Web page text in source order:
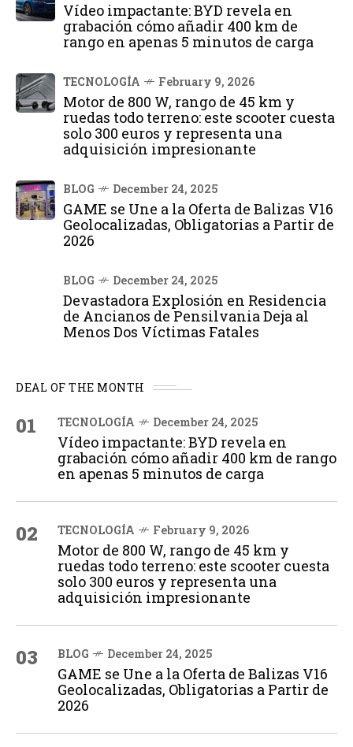
Vídeo impactante: BYD revela en
grabación cómo añadir 400 km de
rango en apenas 5 minutos de carga
TECNOLOGÍA February 9, 2026
Motor de 800 W, rango de 45 km y
ruedas todo terreno: este scooter cuesta
solo 300 euros y representa una
adquisición impresionante
BLOG December 24, 2025
GAME se Une a la Oferta de Balizas V16
Geolocalizadas, Obligatorias a Partir de
2026
BLOG December 24, 2025
Devastadora Explosión en Residencia
de Ancianos de Pensilvania Deja al
Menos Dos Víctimas Fatales
DEAL OF THE MONTH
01 TECNOLOGÍA December 24, 2025
Vídeo impactante: BYD revela en
grabación cómo añadir 400 km de rango
en apenas 5 minutos de carga
02 TECNOLOGÍA February 9, 2026
Motor de 800 W, rango de 45 km y
ruedas todo terreno: este scooter cuesta
solo 300 euros y representa una
adquisición impresionante
03 BLOG December 24, 2025
GAME se Une a la Oferta de Balizas V16
Geolocalizadas, Obligatorias a Partir de
2026